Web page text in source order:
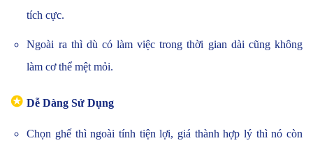
tích cực.
Ngoài ra thì dù có làm việc trong thời gian dài cũng không
làm cơ thể mệt mỏi.
✪ Dễ Dàng Sử Dụng
Chọn ghế thì ngoài tính tiện lợi, giá thành hợp lý thì nó còn